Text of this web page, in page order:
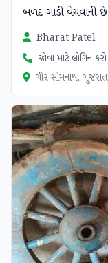
બળદ ગાડી વેચવાની છે
Bharat Patel
જોવા માટે લોગિન કરો
ગીર સોમનાથ, ગુજરાત